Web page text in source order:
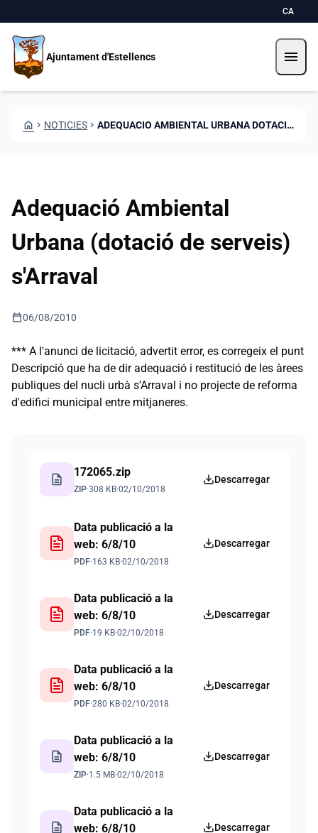
CA
Ajuntament d'Estellencs menu
HOME CHEVRON_RIGHT NOTICIES CHEVRON_RIGHT ADEQUACIO AMBIENTAL URBANA DOTACIO DE SERVEIS SARRAVAL
Adequació Ambiental
Urbana (dotació de serveis)
s'Arraval
calendar_today06/08/2010
*** A l'anunci de licitació, advertit error, es corregeix el punt
Descripció que ha de dir adequació i restitució de les àrees
publiques del nucli urbà s’Arraval i no projecte de reforma
d'edifici municipal entre mitjaneres.
description 172065.zip
ZIP·308 KB·02/10/2018
Descarregar
Data publicació a la
web: 6/8/10
PDF·163 KB·02/10/2018
Descarregar
Data publicació a la
web: 6/8/10
PDF·19 KB·02/10/2018
Descarregar
Data publicació a la
web: 6/8/10
PDF·280 KB·02/10/2018
Descarregar
description
Data publicació a la
web: 6/8/10
ZIP·1.5 MB·02/10/2018
Descarregar
description
Data publicació a la
web: 6/8/10
Descarregar